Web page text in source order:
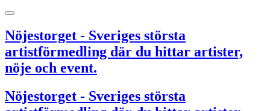
Nöjestorget - Sveriges största
artistförmedling där du hittar artister,
nöje och event.
Nöjestorget - Sveriges största